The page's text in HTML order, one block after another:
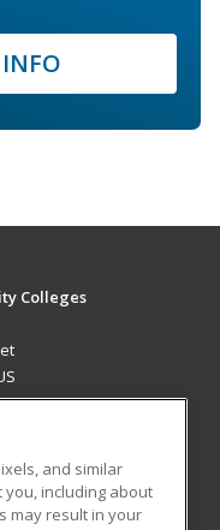
Colleges
and similar
including about
may result in your